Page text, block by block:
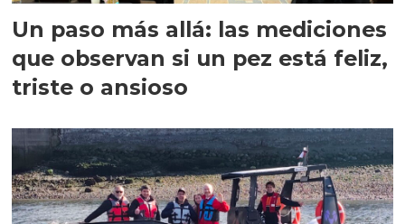
Un paso más allá: las mediciones
que observan si un pez está feliz,
triste o ansioso